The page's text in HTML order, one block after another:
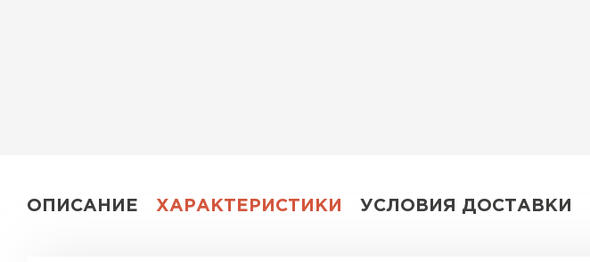
ОПИСАНИЕ ХАРАКТЕРИСТИКИ УСЛОВИЯ ДОСТАВКИ